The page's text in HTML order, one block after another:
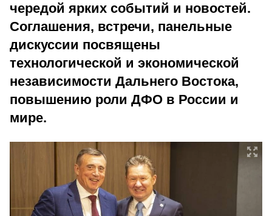
чередой ярких событий и новостей.
Соглашения, встречи, панельные
дискуссии посвящены
технологической и экономической
независимости Дальнего Востока,
повышению роли ДФО в России и
мире.